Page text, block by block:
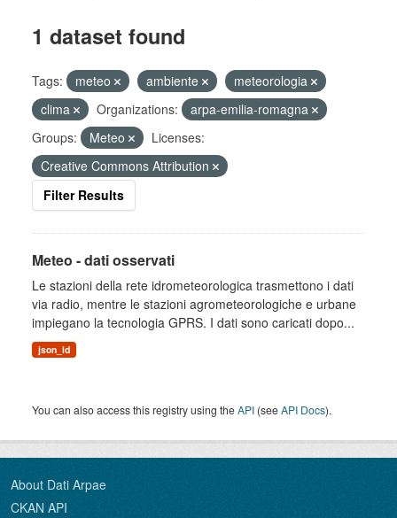
1 dataset found
Tags: meteo ambiente
meteorologia
clima
Organizations:
arpa-emilia-romagna
Groups:
Meteo
Licenses:
Creative Commons Attribution
Filter Results
Meteo - dati osservati
Le stazioni della rete idrometeorologica trasmettono i dati
via radio, mentre le stazioni agrometeorologiche e urbane
impiegano la tecnologia GPRS. I dati sono caricati dopo...
json_ld
You can also access this registry using theAPI (seeAPI Docs).
About Dati Arpae
CKAN API